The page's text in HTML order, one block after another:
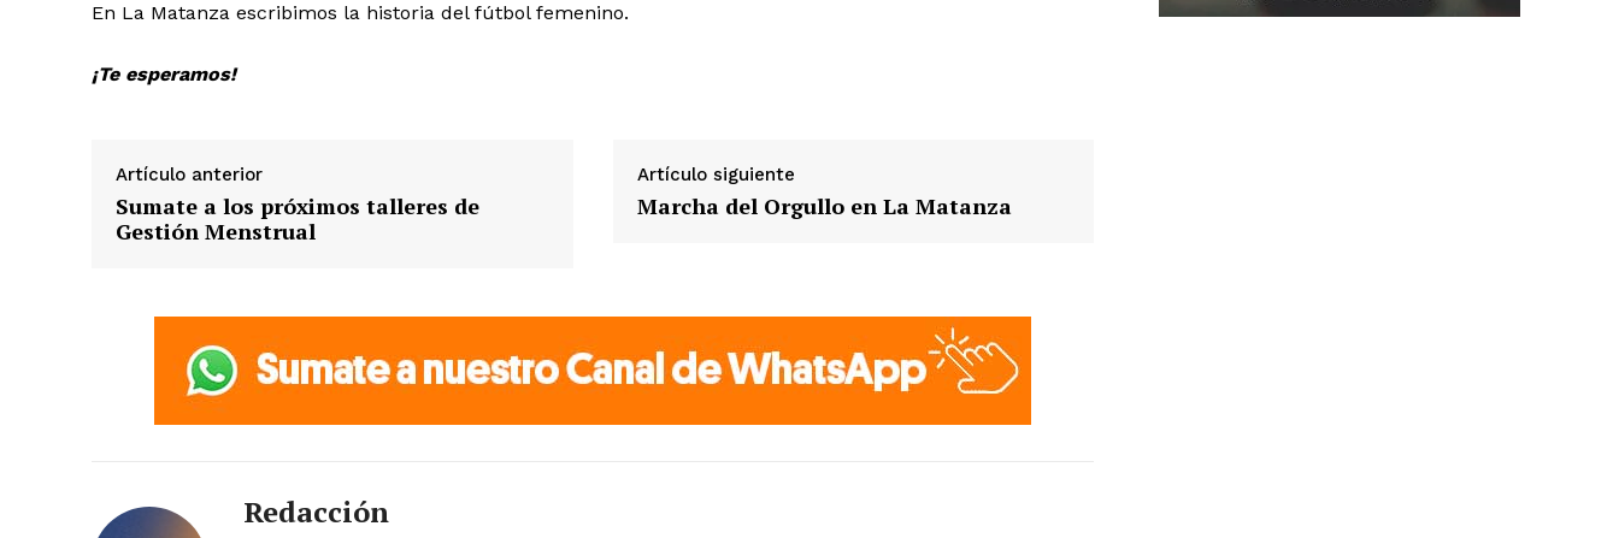
En La Matanza escribimos la historia del fútbol femenino.
¡Te esperamos!
Artículo anterior
Sumate a los próximos talleres de
Gestión Menstrual
Artículo siguiente
Marcha del Orgullo en La Matanza
Redacción